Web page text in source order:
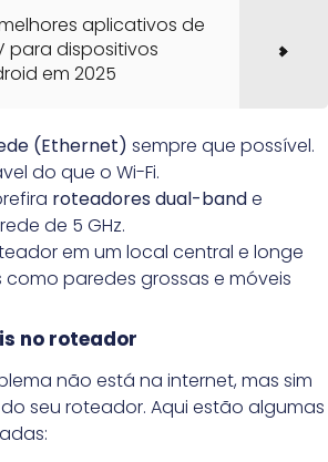
aplicativos de
para dispositivos
em 2025
(Ethernet) sempre que possível.
do que o Wi-Fi.
roteadores dual-bande
de 5 GHz.
em um local central e longe
paredes grossas e móveis
no roteador
não está na internet, mas sim
seu roteador. Aqui estão algumas